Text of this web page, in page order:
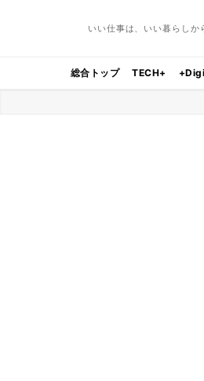
いい仕事は、いい暮らしか
総合トップ TECH+